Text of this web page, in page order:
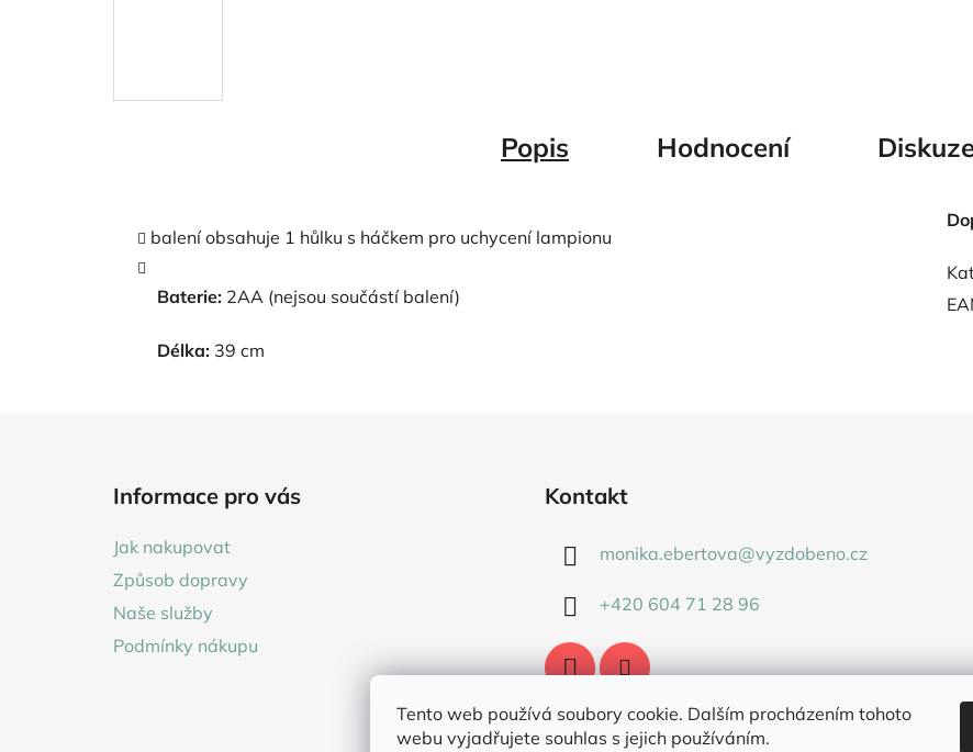
Tento web používá soubory cookie. Dalším procházením tohoto
webu vyjadřujete souhlas s jejich používáním.
Popis Hodnocení
balení obsahuje 1 hůlku s háčkem pro uchycení lampionu
Baterie: 2AA (nejsou součástí balení)
Délka: 39 cm
Informace pro vás
Jak nakupovat
Způsob dopravy
Naše služby
Podmínky nákupu
Kontakt
monika.ebertova@vyzdobeno.cz
+420 604 71 28 96